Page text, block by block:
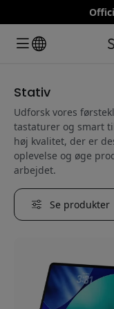
Stativ
Udforsk vores
tastaturer og smart
høj kvalitet, der er
oplevelse og øge
arbejdet.
Se produkter